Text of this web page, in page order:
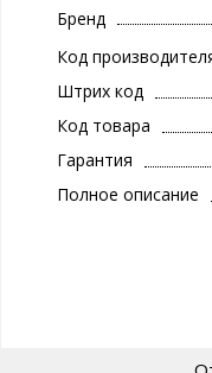
Бренд
Код
Штрих код
Код товара
Гарантия
Полное описание